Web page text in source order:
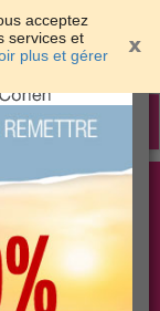
acceptez
services et
plus et gérer
et être bien
×